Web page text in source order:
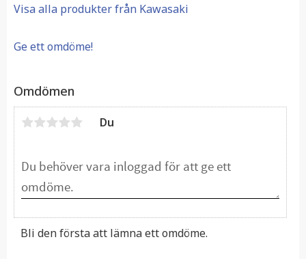
Visa alla produkter från Kawasaki
Ge ett omdöme!
Omdömen
Du
Bli den första att lämna ett omdöme.